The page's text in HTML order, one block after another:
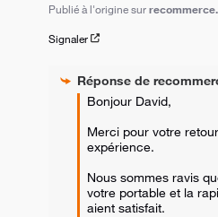
Publié à l'origine sur
Signaler
Réponse de
Bonjour David,
Merci pour votre
expérience.
Nous sommes ravis
votre portable et la
aient satisfait.